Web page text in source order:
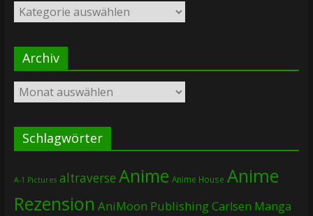
Kategorien
Archiv
Archiv
Schlagwörter
A-1 Pictures altraverse Anime Anime House Anime
Rezension AniMoon PublishingCarlsen Manga